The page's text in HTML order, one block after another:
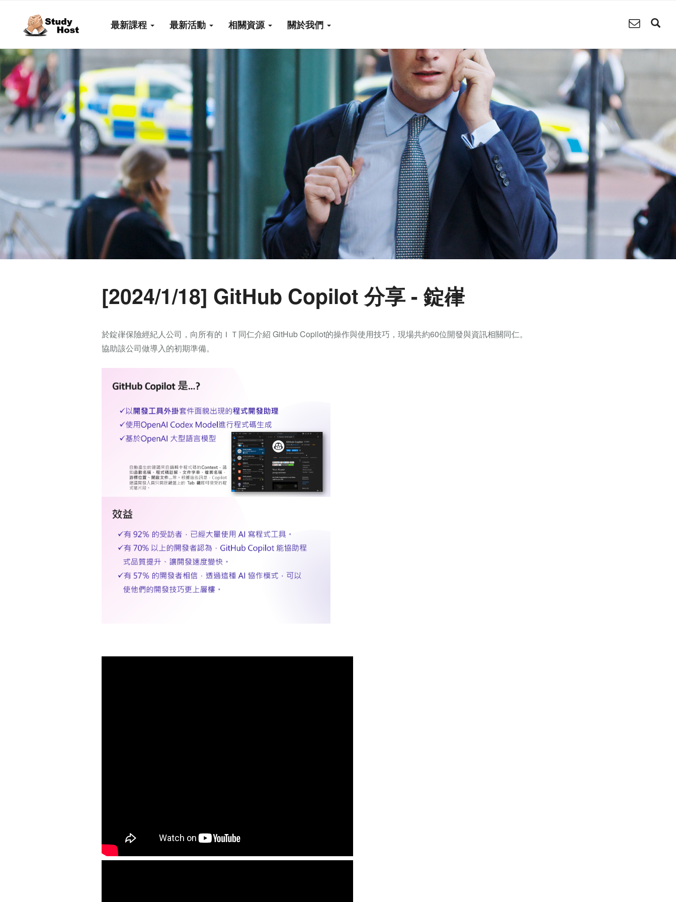
最新課程 最新活動 相關資源 關於我們
[2024/1/18] GitHub Copilot 分享 - 錠嵂
於錠嵂保險經紀人公司，向所有的ＩＴ同仁介紹 GitHub Copilot的操作與使用技巧，現場共約60位開發與資訊相關同仁。
協助該公司做導入的初期準備。